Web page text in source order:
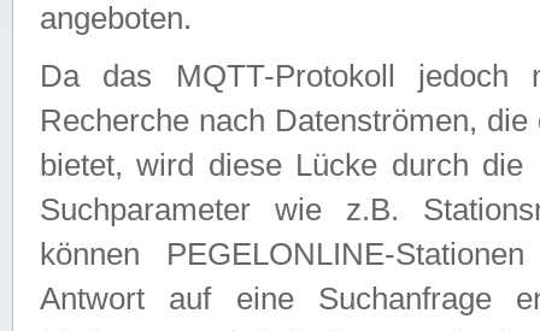
angeboten.
Da das MQTT-Protokoll jedoch
Recherche nach Datenströmen,
bietet, wird diese Lücke durch die
Suchparameter wie z.B.
können PEGELONLINE-
Antwort auf eine Suchanfrage